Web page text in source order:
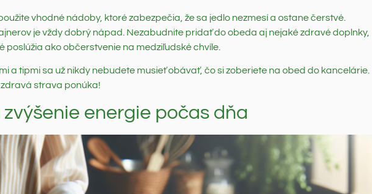
vhodné nádoby, ktoré zabezpečia, že sa jedlo nezmesí a ostane čerstvé.
je vždy dobrý nápad. Nezabudnite pridať do obeda aj nejaké zdravé doplnky,
poslúžia ako občerstvenie na medziľudské chvíle.
a tipmi sa už nikdy nebudete musieť obávať, čo si zoberiete na obed do kancelárie.
strava ponúka!
energie počas dňa